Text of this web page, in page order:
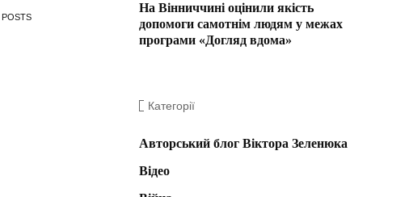
POSTS
На Вінниччині оцінили якість
допомоги самотнім людям у межах
програми «Догляд вдома»
Категорії
Авторський блог Віктора Зеленюка
Відео